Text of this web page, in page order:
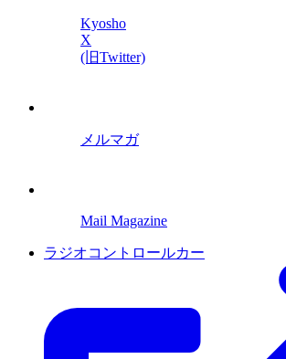
Kyosho
X
(旧Twitter)
メルマガ
Mail Magazine
ラジオコントロールカー